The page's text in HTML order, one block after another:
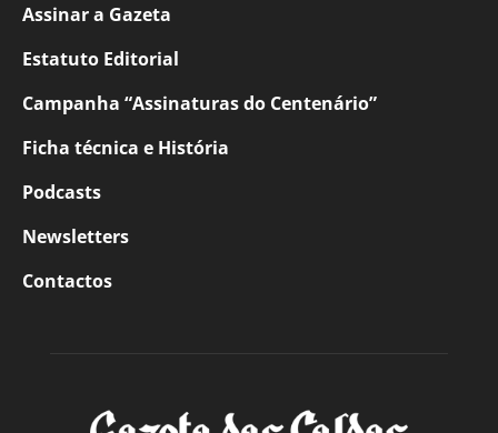
Assinar a Gazeta
Estatuto Editorial
Campanha “Assinaturas do Centenário”
Ficha técnica e História
Podcasts
Newsletters
Contactos